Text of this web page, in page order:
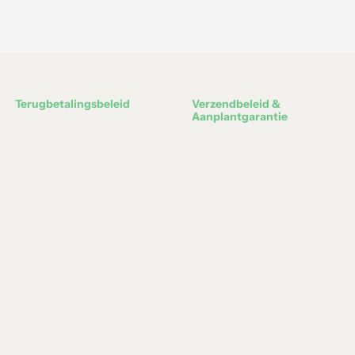
Terugbetalingsbeleid
Verzendbeleid &
Aanplantgarantie